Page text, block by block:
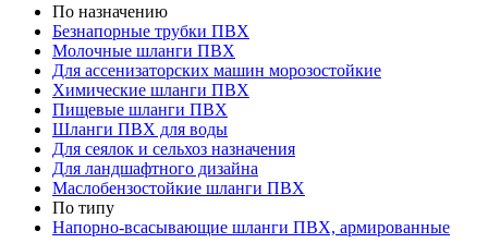
По назначению
Безнапорные трубки ПВХ
Молочные шланги ПВХ
Для ассенизаторских машин морозостойкие
Химические шланги ПВХ
Пищевые шланги ПВХ
Шланги ПВХ для воды
Для сеялок и сельхоз назначения
Для ландшафтного дизайна
Маслобензостойкие шланги ПВХ
По типу
Напорно-всасывающие шланги ПВХ, армированные